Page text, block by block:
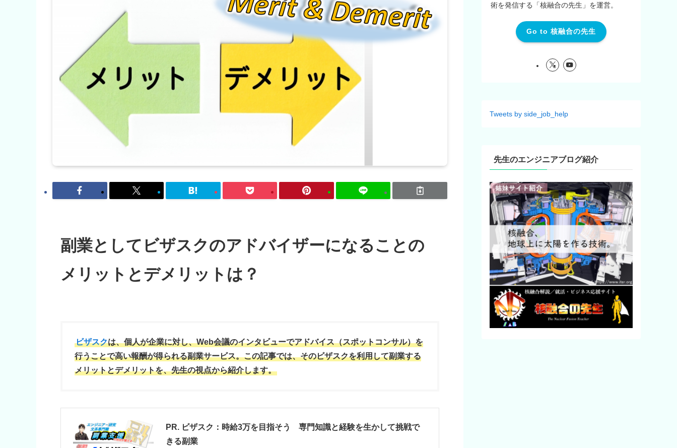
副業としてビザスクのアドバイザーになることの
メリットとデメリットは？
ビザスクは、個人が企業に対し、Web会議のインタビューでアドバイス（スポットコンサル）を
行うことで高い報酬が得られる副業サービス。この記事では、そのビザスクを利用して副業する
メリットとデメリットを、先生の視点から紹介します。
PR. ビザスク：時給3万を目指そう 専門知識と経験を生かして挑戦で
きる副業
術を発信する「核融合の先生」を運営。
Go to 核融合の先生
Tweets by side_job_help
先生のエンジニアブログ紹介